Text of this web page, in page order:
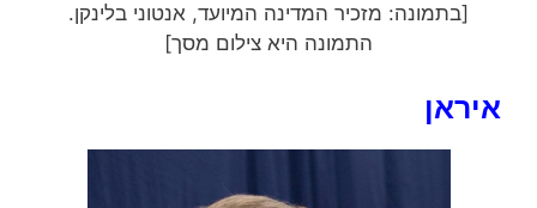
[בתמונה: מזכיר המדינה המיועד, אנטוני בלינקן.
התמונה היא צילום מסך]
איראן